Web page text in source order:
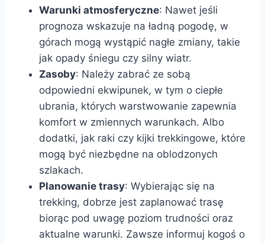
Warunki atmosferyczne: Nawet jeśli
prognoza wskazuje na ładną pogodę, w
górach mogą wystąpić nagłe zmiany, takie
jak opady śniegu czy silny wiatr.
Zasoby: Należy zabrać ze sobą
odpowiedni ekwipunek, w tym o ciepłe
ubrania, których warstwowanie zapewnia
komfort w zmiennych warunkach. Albo
dodatki, jak raki czy kijki trekkingowe, które
mogą być niezbędne na oblodzonych
szlakach.
Planowanie trasy: Wybierając się na
trekking, dobrze jest zaplanować trasę
biorąc pod uwagę poziom trudności oraz
aktualne warunki. Zawsze informuj kogoś o